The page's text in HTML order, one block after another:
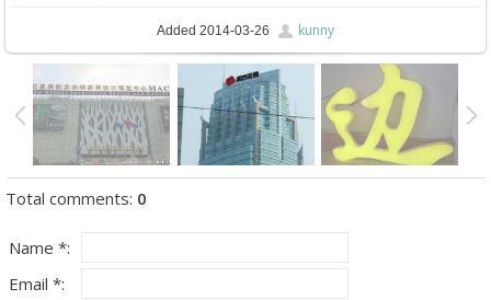
Added 2014-03-26 kunny
Total comments: 0
Name *:
Email *: